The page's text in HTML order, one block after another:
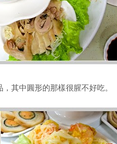
其中圓形的那樣很腥不好吃。